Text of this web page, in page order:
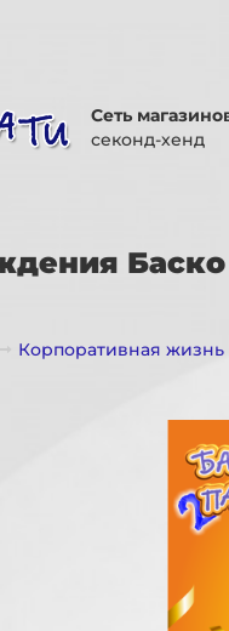
Сеть
секонд-хенд
Корпоративная жизнь